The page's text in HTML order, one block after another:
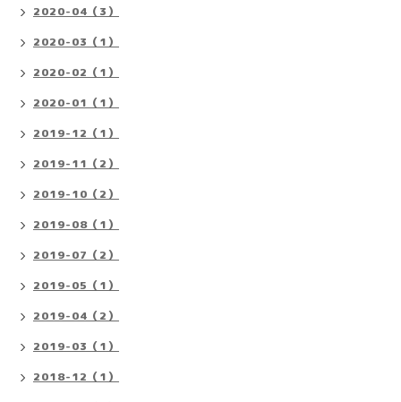
2020-04（3）
2020-03（1）
2020-02（1）
2020-01（1）
2019-12（1）
2019-11（2）
2019-10（2）
2019-08（1）
2019-07（2）
2019-05（1）
2019-04（2）
2019-03（1）
2018-12（1）